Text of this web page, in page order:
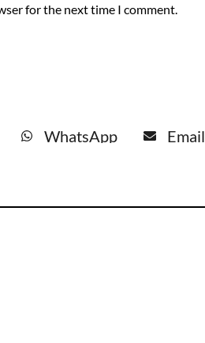
for the next time I comment.
WhatsApp Email